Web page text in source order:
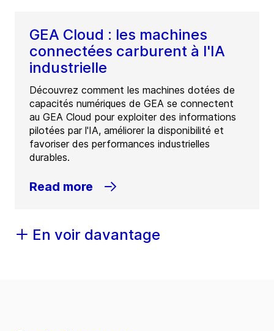
GEA Cloud : les machines
connectées carburent à l'IA
industrielle
Découvrez comment les machines dotées de
capacités numériques de GEA se connectent
au GEA Cloud pour exploiter des informations
pilotées par l'IA, améliorer la disponibilité et
favoriser des performances industrielles
durables.
Read more
En voir davantage